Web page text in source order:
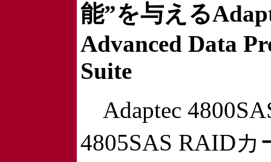
能”を与える
Advanced Data
Suite
Adaptec
4805SAS RAID